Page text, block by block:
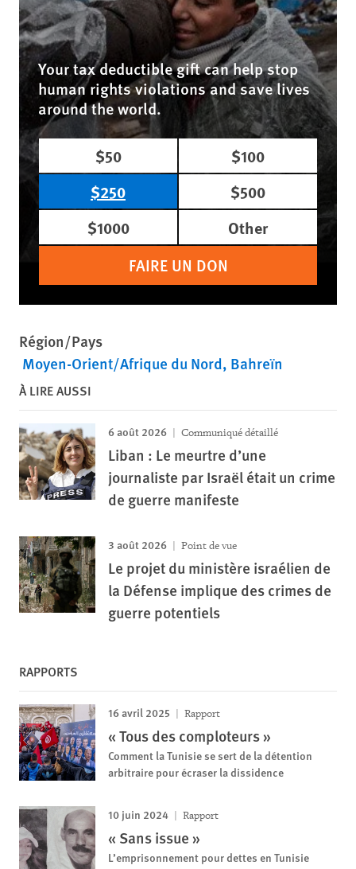
Your tax deductible gift can help stop
human rights violations and save lives
around the world.
$50
$100
$250
$500
$1000
Other
FAIRE UN DON
Région/Pays
Moyen-Orient/Afrique du Nord Bahreïn
À LIRE AUSSI
6 août 2026 Communiqué détaillé
Liban : Le meurtre d’une
journaliste par Israël était un crime
de guerre manifeste
3 août 2026 Point de vue
Le projet du ministère israélien de
la Défense implique des crimes de
guerre potentiels
RAPPORTS
16 avril 2025 Rapport
« Tous des comploteurs »
Comment la Tunisie se sert de la détention
arbitraire pour écraser la dissidence
10 juin 2024 Rapport
« Sans issue »
L’emprisonnement pour dettes en Tunisie